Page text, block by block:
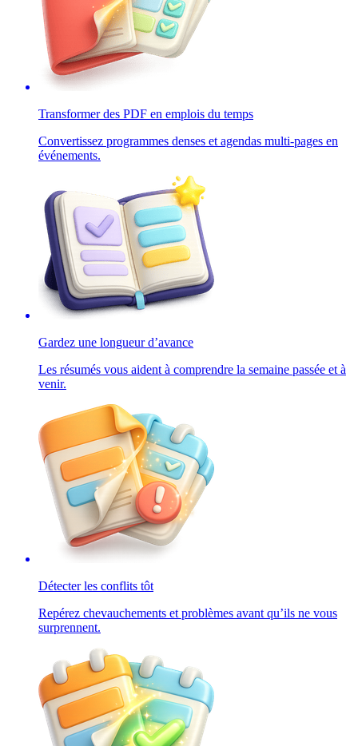
Transformer des PDF en emplois du temps
Convertissez programmes denses et agendas multi-pages en
événements.
Gardez une longueur d’avance
Les résumés vous aident à comprendre la semaine passée et à
venir.
Détecter les conflits tôt
Repérez chevauchements et problèmes avant qu’ils ne vous
surprennent.